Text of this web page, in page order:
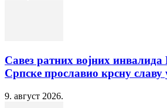
Савез ратних војних инвалида
Српске прославио крсну
9. август 2026.